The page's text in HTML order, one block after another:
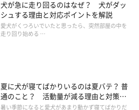
犬が急に走り回るのはなぜ？ 犬がダッ
シュする理由と対応ポイントを解説
愛犬がくつろいでいたと思ったら、突然部屋の中を
走り回り始める …
夏に犬が寝てばかりいるのは夏バテ？ 普
通のこと？ 活動量が減る理由と対策と
は
暑い季節になると愛犬があまり動かず寝てばかりだ